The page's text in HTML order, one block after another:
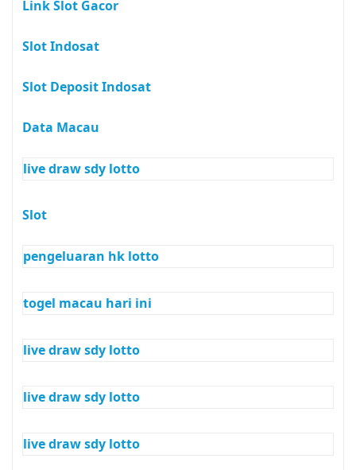
Link Slot Gacor
Slot Indosat
Slot Deposit Indosat
Data Macau
live draw sdy lotto
Slot
pengeluaran hk lotto
togel macau hari ini
live draw sdy lotto
live draw sdy lotto
live draw sdy lotto